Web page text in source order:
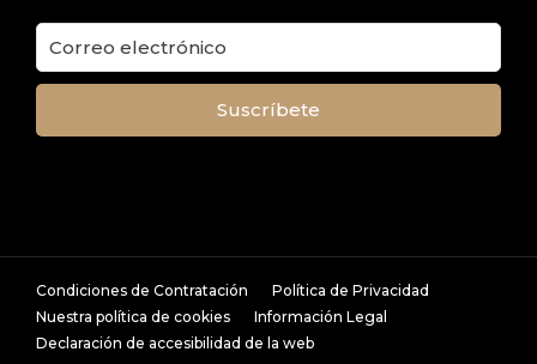
Condiciones de Contratación
Política de Privacidad
Nuestra política de cookies
Información Legal
Declaración de accesibilidad de la web